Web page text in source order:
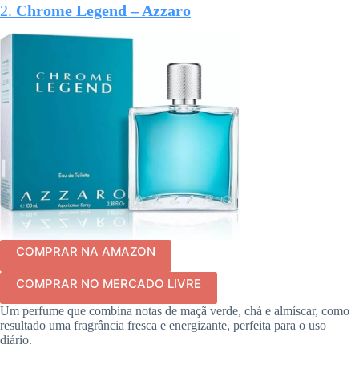
2. Chrome Legend – Azzaro
COMPRAR NA AMAZON
COMPRAR NO MERCADO LIVRE
Um perfume que combina notas de maçã verde, chá e almíscar, como
resultado uma fragrância fresca e energizante, perfeita para o uso
diário.